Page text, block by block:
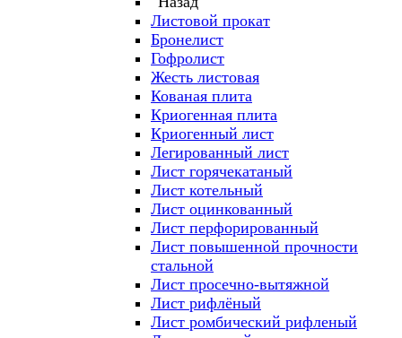
Листовой прокат
Бронелист
Гофролист
Жесть листовая
Кованая плита
Криогенная плита
Криогенный лист
Легированный лист
Лист горячекатаный
Лист котельный
Лист оцинкованный
Лист перфорированный
Лист повышенной прочности
стальной
Лист просечно-вытяжной
Лист рифлёный
Лист ромбический рифленый